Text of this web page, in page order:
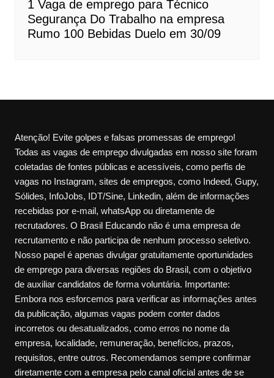
1 Vaga de emprego para Técnico
Segurança Do Trabalho na empresa
Rumo 100 Bebidas Duelo em 30/09
Atenção! Evite golpes e falsas promessas de emprego!
Todas as vagas de emprego divulgadas em nosso site foram
coletadas de fontes públicas e acessíveis, como perfis de
vagas no Instagram, sites de empregos, como Indeed, Gupy,
Sólides, InfoJobs, IDT/Sine, Linkedin, além de informações
recebidas por e-mail, whatsApp ou diretamente de
recrutadores. O Brasil Educando não é uma empresa de
recrutamento e não participa de nenhum processo seletivo.
Nosso papel é apenas divulgar gratuitamente oportunidades
de emprego para diversas regiões do Brasil, com o objetivo
de auxiliar candidatos de forma voluntária. Importante:
Embora nos esforcemos para verificar as informações antes
da publicação, algumas vagas podem conter dados
incorretos ou desatualizados, como erros no nome da
empresa, localidade, remuneração, benefícios, prazos,
requisitos, entre outros. Recomendamos sempre confirmar
diretamente com a empresa pelo canal oficial antes de se